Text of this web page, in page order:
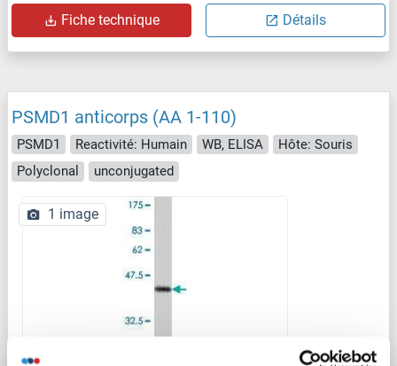
Fiche technique Détails
PSMD1 anticorps (AA 1-110)
PSMD1 Reactivité: Humain WB, ELISA
Hôte: Souris
Polyclonal
unconjugated
1 image